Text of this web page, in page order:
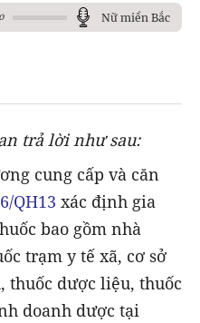
Nữ miền Bắc
trả lời như sau:
cung cấp và căn
QH13 xác định gia
bao gồm nhà
trạm y tế xã, cơ sở
thuốc dược liệu, thuốc
doanh dược tại